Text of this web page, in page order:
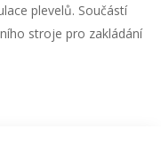
plevelů. Součástí
stroje pro zakládání